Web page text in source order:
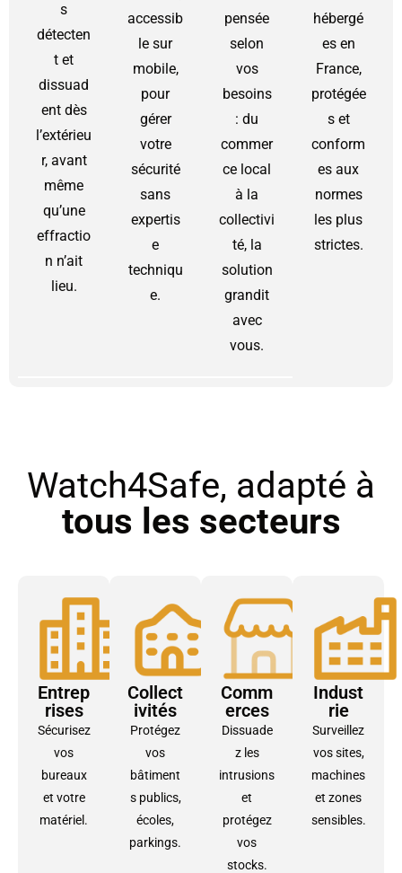
s
détecten
t et
dissuad
ent dès
l’extérieu
r, avant
même
qu’une
effractio
n n’ait
lieu.
accessib
le sur
mobile,
pour
gérer
votre
sécurité
sans
expertis
e
techniqu
e.
pensée
selon
vos
besoins
: du
commer
ce local
à la
collectivi
té, la
solution
grandit
avec
vous.
hébergé
es en
France,
protégée
s et
conform
es aux
normes
les plus
strictes.
Watch4Safe, adapté à
tous les secteurs
Entrep
rises
Sécurisez
vos
bureaux
et votre
matériel.
Collect
ivités
Protégez
vos
bâtiment
s publics,
écoles,
parkings.
Comm
erces
Dissuade
z les
intrusions
et
protégez
vos
stocks.
Indust
rie
Surveillez
vos sites,
machines
et zones
sensibles.